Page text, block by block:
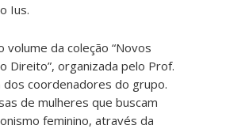
Ius.
da coleção “Novos
Direito”, organizada pelo Prof.
dos coordenadores do grupo.
de mulheres que buscam
feminino, através da